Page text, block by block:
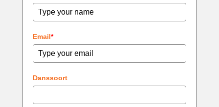
Email*
Danssoort